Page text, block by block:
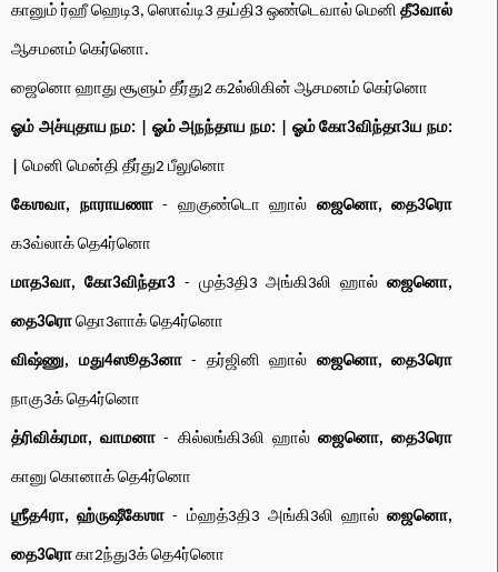
கானும் ர்ஹீ ஹெடி3, ஸொவ்டி3 தய்தி3 ஒண்டெவால் மெனி தீ3வால்
ஆசமனம் கெர்னொ.
ஜைனொ ஹாது சூளும் தீர்து2 க2ல்லிகின் ஆசமனம் கெர்னொ
ஓம் அச்யுதாய நம: | ஓம் அநந்தாய நம: | ஓம் கோ3விந்தா3ய நம:
மெனி மென்தி தீர்து2 பீலுனொ
கேஶவா, நாராயணா- ஹகுண்டொ ஹால் ஜைனொ, தை3ரொ
க3வ்லாக் தெ4ர்னொ
மாத3வா, கோ3விந்தா3- முத்3தி3 அங்கி3லி ஹால்ஜைனொ,
தை3ரொ தொ3ளாக் தெ4ர்னொ
விஷ்ணு, மது4ஸூத3னா- தர்ஜினி ஹால் ஜைனொ, தை3ரொ
நாகு3க் தெ4ர்னொ
த்ரிவிக்ரமா, வாமனா - கில்லங்கி3லி ஹால் ஜைனொ, தை3ரொ
கானு கொனாக் தெ4ர்னொ
ஶ்ரீத4ரா, ஹ்ருஷீகேஶா - ம்ஹத்3தி3 அங்கி3லி ஹால்ஜைனொ,
தை3ரொ கா2ந்து3க் தெ4ர்னொ